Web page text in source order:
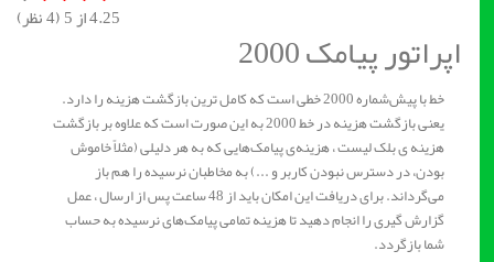
4.25از 5 ( 4نظر)
اپراتور پیامک 2000
خط با پیش‌شماره 2000 خطی است که کامل ترین بازگشت هزینه را دارد.
یعنی بازگشت هزینه در خط 2000 به این صورت است که علاوه بر بازگشت
هزینه‌ ی بلک لیست ، هزینه‌ی پیامک‌هایی که به هر دلیلی (مثلاً خاموش
بودن، در دسترس نبودن کاربر و ...) به مخاطبان نرسیده را هم باز
می‌گرداند. برای دریافت این امکان باید از 48 ساعت پس از ارسال ، عمل
گزارش‌ گیری را انجام دهید تا هزینه تمامی پیامک‌های نرسیده به حساب
شما بازگردد.